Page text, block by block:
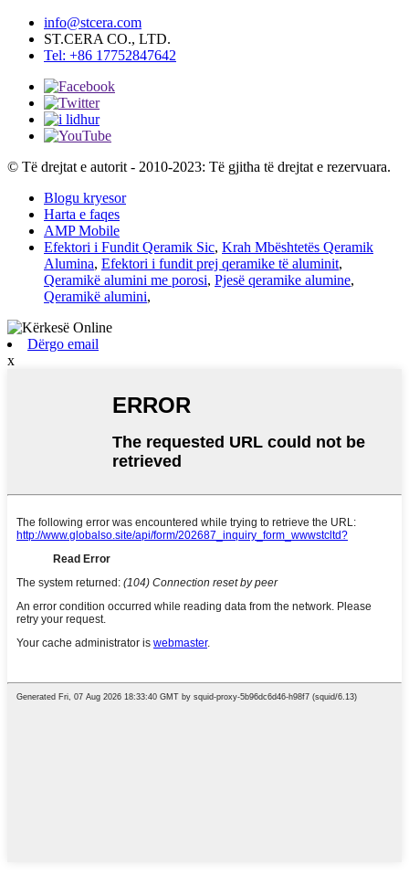
info@stcera.com
ST.CERA CO., LTD.
Tel: +86 17752847642
© Të drejtat e autorit - 2010-2023: Të gjitha të drejtat e rezervuara.
Blogu kryesor
Harta e faqes
AMP Mobile
Efektori i Fundit Qeramik Sic, Krah Mbështetës Qeramik
Alumina, Efektori i fundit prej qeramike të aluminit,
Qeramikë alumini me porosi, Pjesë qeramike alumine,
Qeramikë alumini,
Dërgo email
x